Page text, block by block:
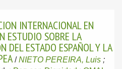
INTERNACIONAL EN
ESTUDIO SOBRE LA
DEL ESTADO ESPAÑOL Y LA
/NIETO PEREIRA, Luis ;